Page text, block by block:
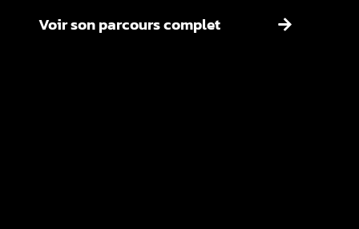
Voir son parcours complet